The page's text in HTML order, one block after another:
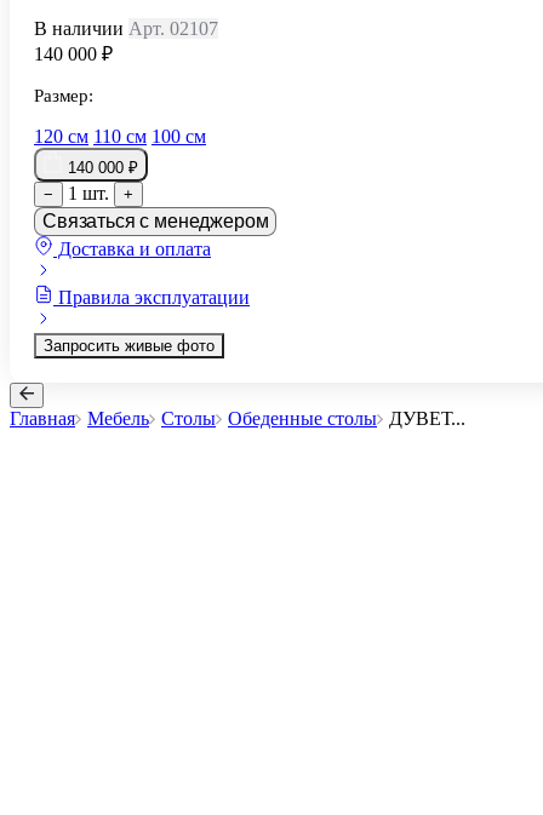
В наличии Арт. 02107
140 000 ₽
Размер:
120 см 110 см 100 см
140 000 ₽
−
1 шт. +
Связаться с менеджером
Доставка и оплата
Правила эксплуатации
Запросить живые фото
Главная Мебель Столы Обеденные столы ДУВЕТ...